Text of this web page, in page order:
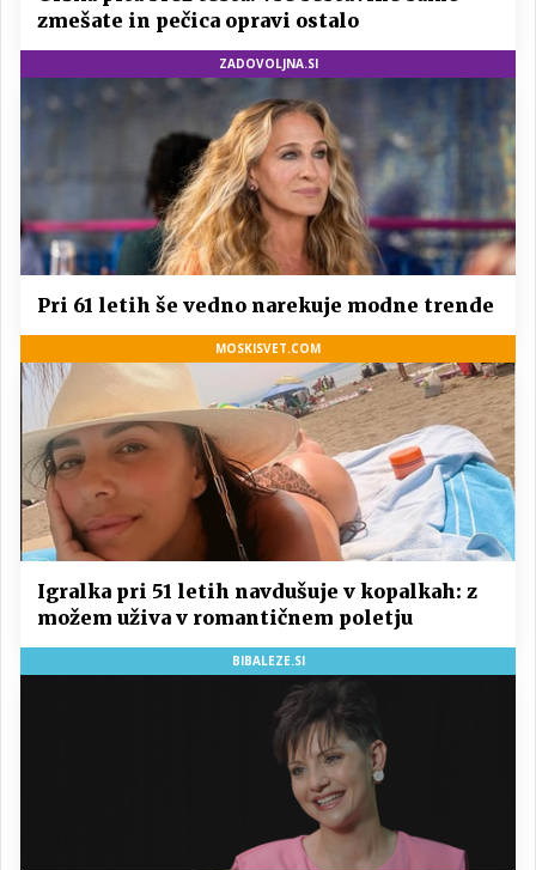
zmešate in pečica opravi ostalo
ZADOVOLJNA.SI
Pri 61 letih še vedno narekuje modne trende
MOSKISVET.COM
Igralka pri 51 letih navdušuje v kopalkah: z
možem uživa v romantičnem poletju
BIBALEZE.SI